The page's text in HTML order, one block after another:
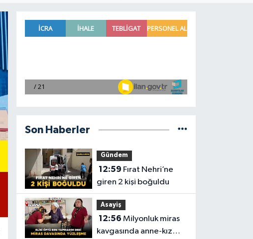
Son Haberler
Gündem
12:59
giren 2 kişi boğuldu
Asayiş
12:56
kavgasında anne-kız